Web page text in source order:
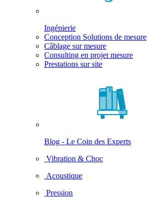
Ingénierie
Conception Solutions de mesure
Câblage sur mesure
Consulting en projet mesure
Prestations sur site
Blog - Le Coin des Experts
Vibration & Choc
Acoustique
Pression